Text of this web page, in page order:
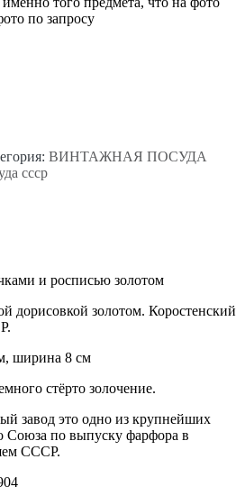
по запросу
ВИНТАЖНАЯ ПОСУДА
ссср
и росписью золотом
дорисовкой золотом. Коростенский
ширина 8 см
стёрто золочение.
завод это одно из крупнейших
Союза по выпуску фарфора в
СССР.